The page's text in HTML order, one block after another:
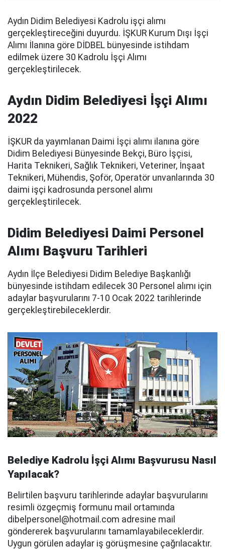
Aydın Didim Belediyesi Kadrolu işçi alımı
gerçekleştireceğini duyurdu. İŞKUR Kurum Dışı İşçi
Alımı İlanına göre DİDBEL bünyesinde istihdam
edilmek üzere 30 Kadrolu İşçi Alımı
gerçekleştirilecek.
Aydın Didim Belediyesi İşçi Alımı
2022
İŞKUR da yayımlanan Daimi İşçi alımı ilanına göre
Didim Belediyesi Bünyesinde Bekçi, Büro İşçisi,
Harita Teknikeri, Sağlık Teknikeri, Veteriner, İnşaat
Teknikeri, Mühendis, Şoför, Operatör unvanlarında 30
daimi işçi kadrosunda personel alımı
gerçekleştirilecek.
Didim Belediyesi Daimi Personel
Alımı Başvuru Tarihleri
Aydın İlçe Belediyesi Didim Belediye Başkanlığı
bünyesinde istihdam edilecek 30 Personel alımı için
adaylar başvurularını 7-10 Ocak 2022 tarihlerinde
gerçekleştirebileceklerdir.
Belediye Kadrolu İşçi Alımı Başvurusu Nasıl
Yapılacak?
Belirtilen başvuru tarihlerinde adaylar başvurularını
resimli özgeçmiş formunu mail ortamında
dibelpersonel@hotmail.com adresine mail
göndererek başvurularını tamamlayabileceklerdir.
Uygun görülen adaylar iş görüşmesine çağrılacaktır.